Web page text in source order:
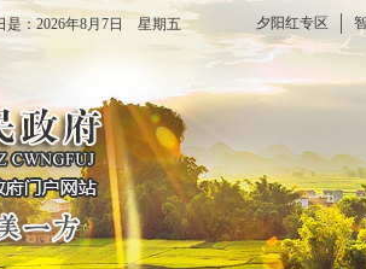
夕阳红专区
： 2026年8月7日 星期五